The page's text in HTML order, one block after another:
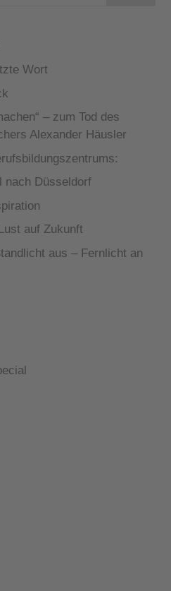
Wort
– zum Tod des
Alexander Häusler
nach Düsseldorf
auf Zukunft
aus – Fernlicht an